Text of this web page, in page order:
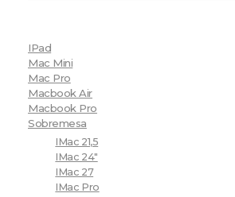
IPad
Mac Mini
Mac Pro
Macbook Air
Macbook Pro
Sobremesa
IMac 21,5
IMac 24"
IMac 27
IMac Pro